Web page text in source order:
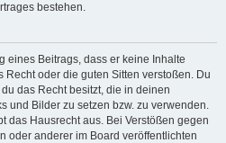
bestehen.
eines Beitrags, dass er keine Inhalte
Recht oder die guten Sitten verstoßen. Du
das Recht besitzt, die in deinen
und Bilder zu setzen bzw. zu verwenden.
das Hausrecht aus. Bei Verstößen gegen
oder anderer im Board veröffentlichten